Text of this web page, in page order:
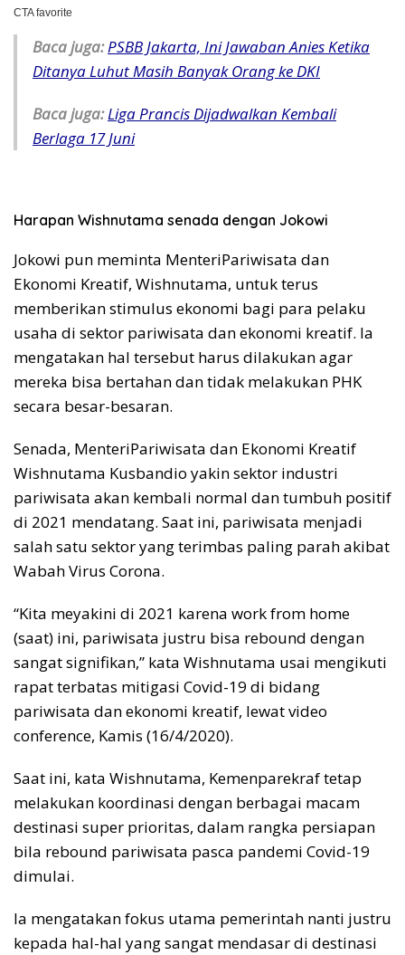
Baca juga:PSBB Jakarta, Ini Jawaban Anies Ketika
Ditanya Luhut Masih Banyak Orang ke DKI
Baca juga:Liga Prancis Dijadwalkan Kembali
Berlaga 17 Juni
Harapan Wishnutama senada dengan Jokowi
Jokowi pun meminta MenteriPariwisata dan
Ekonomi Kreatif, Wishnutama, untuk terus
memberikan stimulus ekonomi bagi para pelaku
usaha di sektor pariwisata dan ekonomi kreatif. Ia
mengatakan hal tersebut harus dilakukan agar
mereka bisa bertahan dan tidak melakukan PHK
secara besar-besaran.
Senada, MenteriPariwisata dan Ekonomi Kreatif
Wishnutama Kusbandio yakin sektor industri
pariwisata akan kembali normal dan tumbuh positif
di 2021 mendatang. Saat ini, pariwisata menjadi
salah satu sektor yang terimbas paling parah akibat
Wabah Virus Corona.
“Kita meyakini di 2021 karena work from home
(saat) ini, pariwisata justru bisa rebound dengan
sangat signifikan,” kata Wishnutama usai mengikuti
rapat terbatas mitigasi Covid-19 di bidang
pariwisata dan ekonomi kreatif, lewat video
conference, Kamis (16/4/2020).
Saat ini, kata Wishnutama, Kemenparekraf tetap
melakukan koordinasi dengan berbagai macam
destinasi super prioritas, dalam rangka persiapan
bila rebound pariwisata pasca pandemi Covid-19
dimulai.
Ia mengatakan fokus utama pemerintah nanti justru
kepada hal-hal yang sangat mendasar di destinasi